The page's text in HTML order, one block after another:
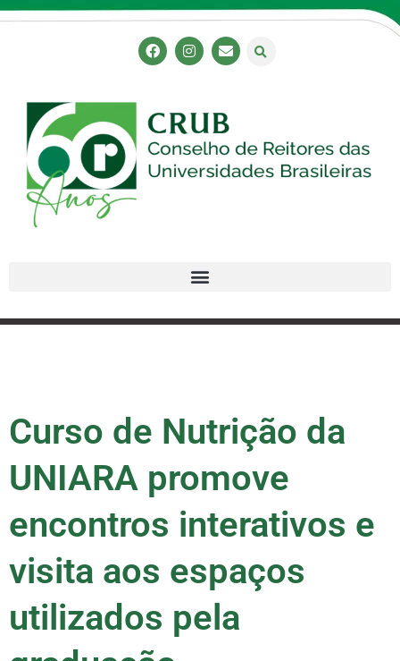
Curso de Nutrição da
UNIARA promove
encontros interativos e
visita aos espaços
utilizados pela